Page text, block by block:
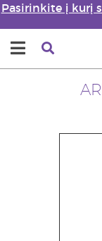
Pasirinkite į kurį